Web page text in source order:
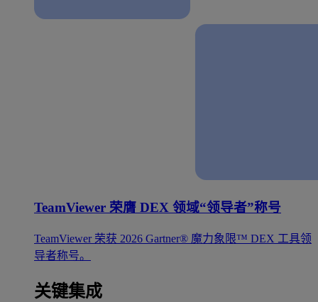
TeamViewer 荣膺 DEX 领域“领导者”称号
TeamViewer 荣获 2026 Gartner® 魔力象限™ DEX 工具领
导者称号。
关键集成